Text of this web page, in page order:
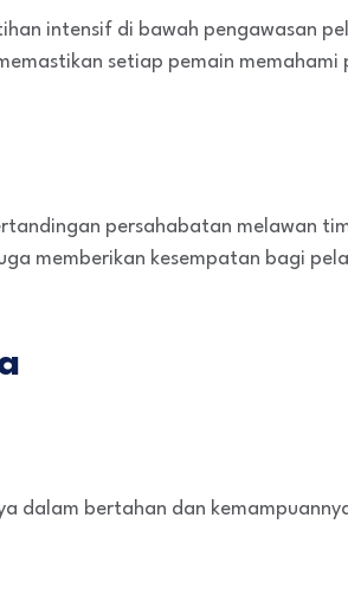
intensif di bawah pengawasan
setiap pemain memahami
persahabatan melawan
memberikan kesempatan bagi
dalam bertahan dan